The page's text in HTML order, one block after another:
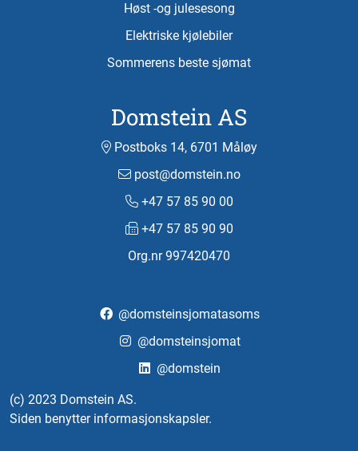
(c) 2023 Domstein AS.
Siden benytter informasjonskapsler.
Høst -og julesesong
Elektriske kjølebiler
Sommerens beste sjømat
Domstein AS
Postboks 14, 6701 Måløy
post@domstein.no
+47 57 85 90 00
+47 57 85 90 90
Org.nr 997420470
@domsteinsjomatasoms
@domsteinsjomat
@domstein